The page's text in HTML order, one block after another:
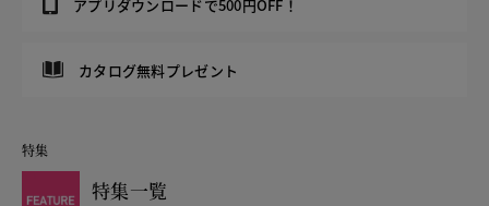
アプリダウンロードで500円OFF！
カタログ無料プレゼント
特集
特集一覧